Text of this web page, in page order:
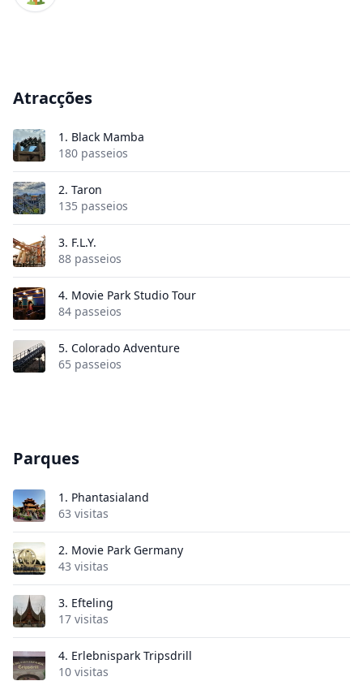
Atracções
1. Black Mamba
180 passeios
2. Taron
135 passeios
3. F.L.Y.
88 passeios
4. Movie Park Studio Tour
84 passeios
5. Colorado Adventure
65 passeios
Parques
1. Phantasialand
63 visitas
2. Movie Park Germany
43 visitas
3. Efteling
17 visitas
4. Erlebnispark Tripsdrill
10 visitas